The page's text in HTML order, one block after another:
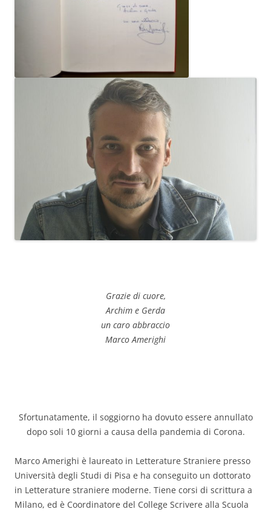
Grazie di cuore,
Archim e Gerda
un caro abbraccio
Marco Amerighi
Sfortunatamente, il soggiorno ha dovuto essere annullato
dopo soli 10 giorni a causa della pandemia di Corona.
Marco Amerighi è laureato in Letterature Straniere presso
Università degli Studi di Pisa e ha conseguito un dottorato
in Letterature straniere moderne. Tiene corsi di scrittura a
Milano, ed è Coordinatore del College Scrivere alla Scuola